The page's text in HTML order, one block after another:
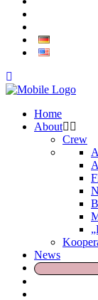
Home
About
Crew
News